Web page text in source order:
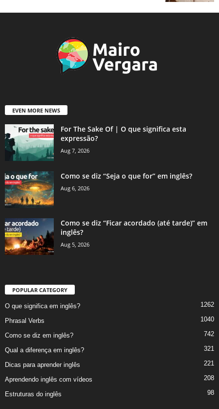
EVEN MORE NEWS
For The Sake Of | O que significa esta
expressão?
Aug 7, 2026
Como se diz “Seja o que for” em inglês?
Aug 6, 2026
Como se diz “Ficar acordado (até tarde)” em
inglês?
Aug 5, 2026
POPULAR CATEGORY
O que significa em inglês? 1262
Phrasal Verbs 1040
Como se diz em inglês? 742
Qual a diferença em inglês? 321
Dicas para aprender inglês 221
Aprendendo inglês com vídeos 208
Estruturas do inglês 98